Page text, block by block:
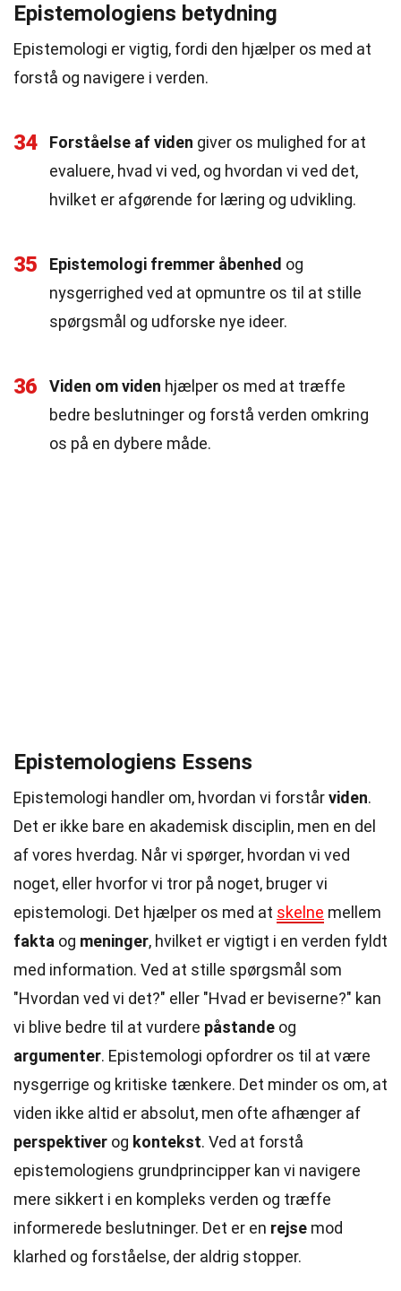
Epistemologiens betydning
Epistemologi er vigtig, fordi den hjælper os med at
forstå og navigere i verden.
34 Forståelse af viden giver os mulighed for at
evaluere, hvad vi ved, og hvordan vi ved det,
hvilket er afgørende for læring og udvikling.
35 Epistemologi fremmer åbenhed og
nysgerrighed ved at opmuntre os til at stille
spørgsmål og udforske nye ideer.
36 Viden om viden hjælper os med at træffe
bedre beslutninger og forstå verden omkring
os på en dybere måde.
Epistemologiens Essens
Epistemologi handler om, hvordan vi forstårviden.
Det er ikke bare en akademisk disciplin, men en del
af vores hverdag. Når vi spørger, hvordan vi ved
noget, eller hvorfor vi tror på noget, bruger vi
epistemologi. Det hjælper os med at skelne mellem
fakta og meninger, hvilket er vigtigt i en verden fyldt
med information. Ved at stille spørgsmål som
"Hvordan ved vi det?" eller "Hvad er beviserne?" kan
vi blive bedre til at vurdere påstande og
argumenter. Epistemologi opfordrer os til at være
nysgerrige og kritiske tænkere. Det minder os om, at
viden ikke altid er absolut, men ofte afhænger af
perspektiver og kontekst. Ved at forstå
epistemologiens grundprincipper kan vi navigere
mere sikkert i en kompleks verden og træffe
informerede beslutninger. Det er en rejse mod
klarhed og forståelse, der aldrig stopper.